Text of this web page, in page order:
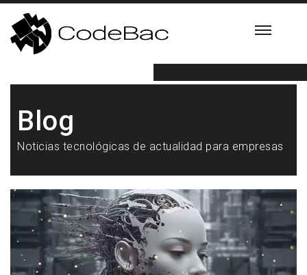
Blog
Noticias tecnológicas de actualidad para empresas